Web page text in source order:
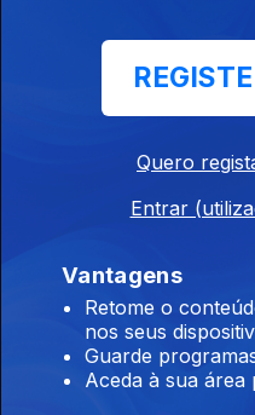
Quero
Entrar
Vantagens
Retome o
nos seus
Guarde
Aceda à sua área